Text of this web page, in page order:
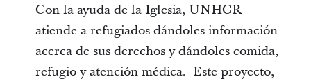
Con la ayuda de la Iglesia, UNHCR
atiende a refugiados dándoles información
acerca de sus derechos y dándoles comida,
refugio y atención médica. Este proyecto,